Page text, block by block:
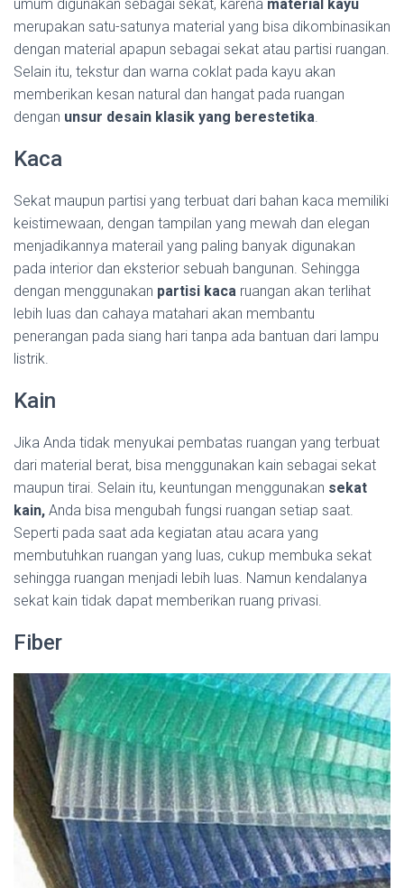
umum digunakan sebagai sekat, karena material kayu
merupakan satu-satunya material yang bisa dikombinasikan
dengan material apapun sebagai sekat atau partisi ruangan.
Selain itu, tekstur dan warna coklat pada kayu akan
memberikan kesan natural dan hangat pada ruangan
dengan unsur desain klasik yang berestetika.
Kaca
Sekat maupun partisi yang terbuat dari bahan kaca memiliki
keistimewaan, dengan tampilan yang mewah dan elegan
menjadikannya materail yang paling banyak digunakan
pada interior dan eksterior sebuah bangunan. Sehingga
dengan menggunakan partisi kaca ruangan akan terlihat
lebih luas dan cahaya matahari akan membantu
penerangan pada siang hari tanpa ada bantuan dari lampu
listrik.
Kain
Jika Anda tidak menyukai pembatas ruangan yang terbuat
dari material berat, bisa menggunakan kain sebagai sekat
maupun tirai. Selain itu, keuntungan menggunakan sekat
kain, Anda bisa mengubah fungsi ruangan setiap saat.
Seperti pada saat ada kegiatan atau acara yang
membutuhkan ruangan yang luas, cukup membuka sekat
sehingga ruangan menjadi lebih luas. Namun kendalanya
sekat kain tidak dapat memberikan ruang privasi.
Fiber